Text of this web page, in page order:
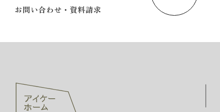
お問い合わせ・資料請求